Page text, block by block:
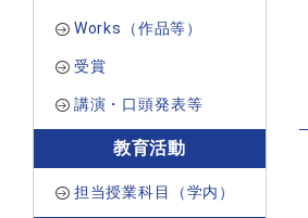
Works（作品等）
受賞
講演・口頭発表等
教育活動
担当授業科目（学内）